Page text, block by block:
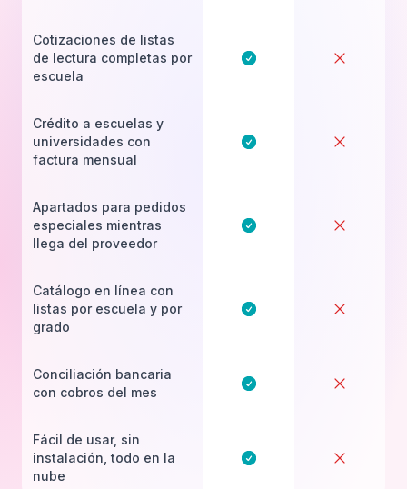
Cotizaciones de listas
de lectura completas por
escuela
Crédito a escuelas y
universidades con
factura mensual
Apartados para pedidos
especiales mientras
llega del proveedor
Catálogo en línea con
listas por escuela y por
grado
Conciliación bancaria
con cobros del mes
Fácil de usar, sin
instalación, todo en la
nube